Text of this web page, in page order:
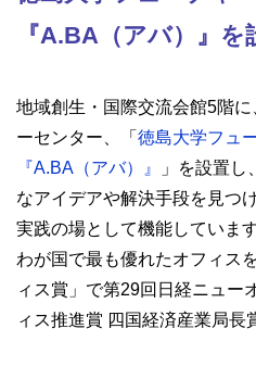
『A.BA（アバ）』を
地域創生・国際交流会館5階
ーセンター、「 徳島大学フュ
『A.BA（アバ）』
」を設置し
なアイデアや解決手段を見つ
実践の場として機能していま
わが国で最も優れたオフィス
ィス賞」で第29回日経ニュー
ィス推進賞 四国経済産業局長